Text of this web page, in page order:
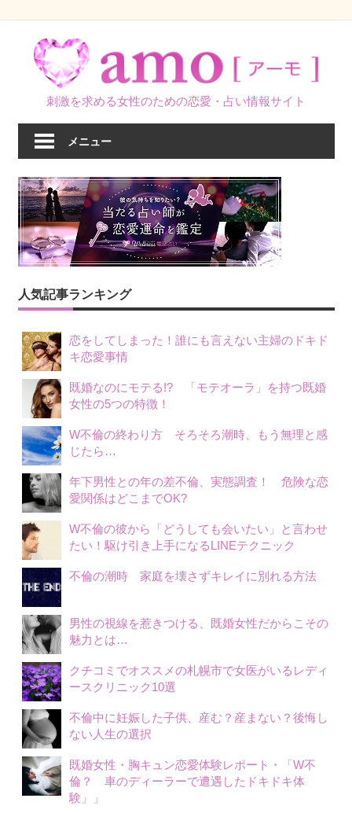
刺激を求める女性のための恋愛・占い情報サイト
メニュー
人気記事ランキング
恋をしてしまった！誰にも言えない主婦のドキド
キ恋愛事情
既婚なのにモテる!? 「モテオーラ」を持つ既婚
女性の5つの特徴！
W不倫の終わり方 そろそろ潮時、もう無理と感
じたら…
年下男性との年の差不倫、実態調査！ 危険な恋
愛関係はどこまでOK?
W不倫の彼から「どうしても会いたい」と言わせ
たい！駆け引き上手になるLINEテクニック
不倫の潮時 家庭を壊さずキレイに別れる方法
男性の視線を惹きつける、既婚女性だからこその
魅力とは…
クチコミでオススメの札幌市で女医がいるレディ
ースクリニック10選
不倫中に妊娠した子供、産む？産まない？後悔し
ない人生の選択
既婚女性・胸キュン恋愛体験レポート・「W不
倫？ 車のディーラーで遭遇したドキドキ体
験」」